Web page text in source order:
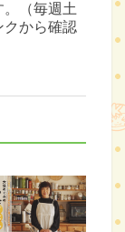
（毎週土
から確認